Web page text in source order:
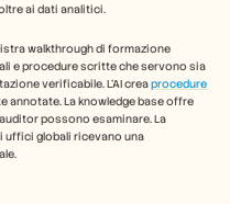
ai dati analitici.
walkthrough di formazione
e procedure scritte che servono sia
verificabile. L'AI crea procedure
annotate. La knowledge base offre
possono esaminare. La
uffici globali ricevano una